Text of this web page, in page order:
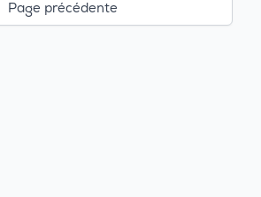
Page précédente